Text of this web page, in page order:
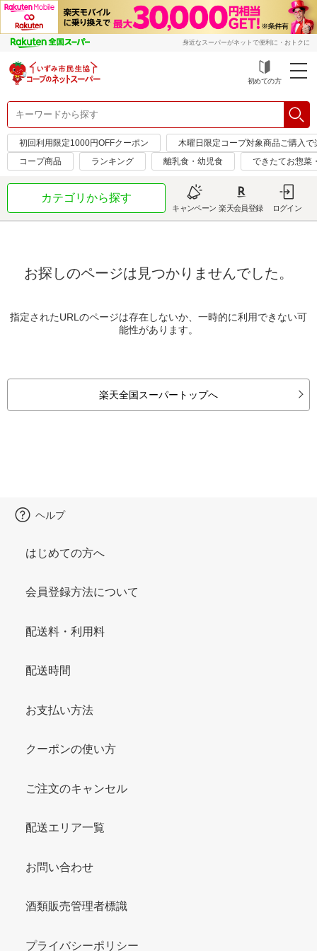
身近なスーパーがネットで便利に・おトクに
初めての方
初回利用限定1000円OFFクーポン
木曜日限定コープ対象商品ご購入
コープ商品
ランキング 離乳食・幼児食 できたてお惣菜
カテゴリから探す
キャンペーン 楽天会員登録 ログイン
お探しのページは見つかりませんでした。
指定されたURLのページは存在しないか、一時的に利用できない可
能性があります。
楽天全国スーパートップへ
ヘルプ
はじめての方へ
会員登録方法について
配送料・利用料
配送時間
お支払い方法
クーポンの使い方
ご注文のキャンセル
配送エリア一覧
お問い合わせ
酒類販売管理者標識
プライバシーポリシー